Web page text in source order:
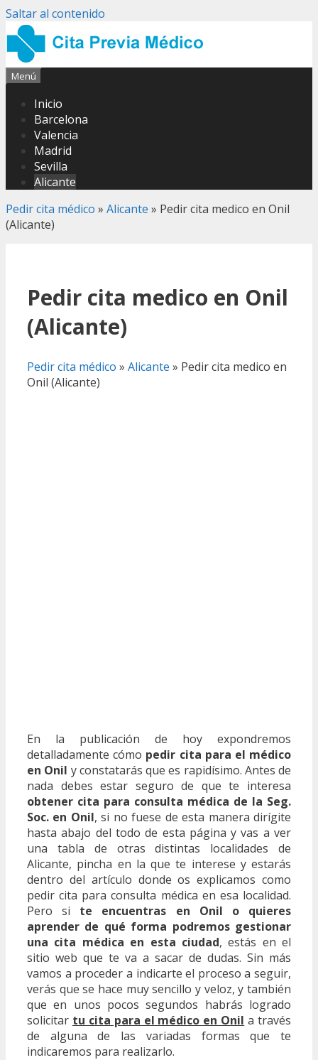
Saltar al contenido
Menú
Inicio
Barcelona
Valencia
Madrid
Sevilla
Alicante
Pedir cita médico » Alicante » Pedir cita medico en Onil
(Alicante)
Pedir cita medico en Onil
(Alicante)
Pedir cita médico » Alicante » Pedir cita medico en
Onil (Alicante)
En la publicación de hoy expondremos
detalladamente cómo pedir cita para el médico
en Onil y constatarás que es rapidísimo. Antes de
nada debes estar seguro de que te interesa
obtener cita para consulta médica de la Seg.
Soc. en Onil, si no fuese de esta manera dirígite
hasta abajo del todo de esta página y vas a ver
una tabla de otras distintas localidades de
Alicante, pincha en la que te interese y estarás
dentro del artículo donde os explicamos como
pedir cita para consulta médica en esa localidad.
Pero si te encuentras en Onil o quieres
aprender de qué forma podremos gestionar
una cita médica en esta ciudad, estás en el
sitio web que te va a sacar de dudas. Sin más
vamos a proceder a indicarte el proceso a seguir,
verás que se hace muy sencillo y veloz, y también
que en unos pocos segundos habrás logrado
solicitar tu cita para el médico en Onil a través
de alguna de las variadas formas que te
indicaremos para realizarlo.